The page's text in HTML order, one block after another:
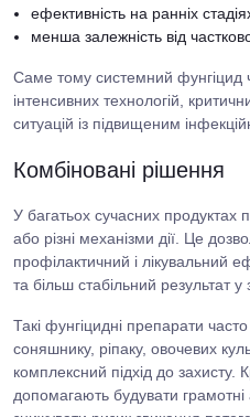
ефективність на ранніх
менша залежність від
Саме тому системний фунгіцид
інтенсивних технологій,
ситуацій із підвищеним
Комбіновані рішення
У багатьох сучасних продуктах
або різні механізми дії. Це
профілактичний і лікувальний
та більш стабільний результат
Такі фунгіцидні препарати
соняшнику, ріпаку, овочевих
комплексний підхід до захисту.
допомагають будувати грамотні